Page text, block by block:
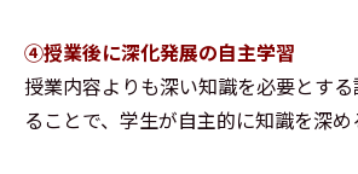
④授業後に深化発展の自主学習
授業内容よりも深い知識を必要とす
ることで、学生が自主的に知識を深め